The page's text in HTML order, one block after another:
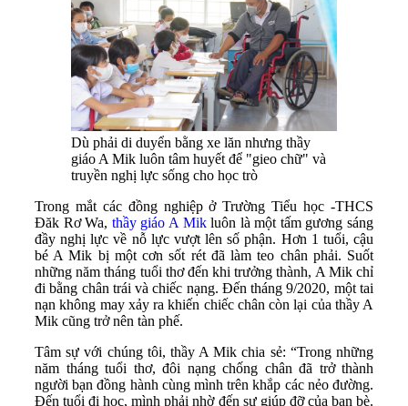
Dù phải di duyển bằng xe lăn nhưng thầy
giáo A Mik luôn tâm huyết để "gieo chữ" và
truyền nghị lực sống cho học trò
Trong mắt các đồng nghiệp ở Trường Tiểu học -THCS
Đăk Rơ Wa, thầy giáo A Mikluôn là một tấm gương sáng
đầy nghị lực về nỗ lực vượt lên số phận. Hơn 1 tuổi, cậu
bé A Mik bị một cơn sốt rét đã làm teo chân phải. Suốt
những năm tháng tuổi thơ đến khi trưởng thành, A Mik chỉ
đi bằng chân trái và chiếc nạng. Đến tháng 9/2020, một tai
nạn không may xảy ra khiến chiếc chân còn lại của thầy A
Mik cũng trở nên tàn phế.
Tâm sự với chúng tôi, thầy A Mik chia sẻ: “Trong những
năm tháng tuổi thơ, đôi nạng chống chân đã trở thành
người bạn đồng hành cùng mình trên khắp các nẻo đường.
Đến tuổi đi học, mình phải nhờ đến sự giúp đỡ của bạn bè.